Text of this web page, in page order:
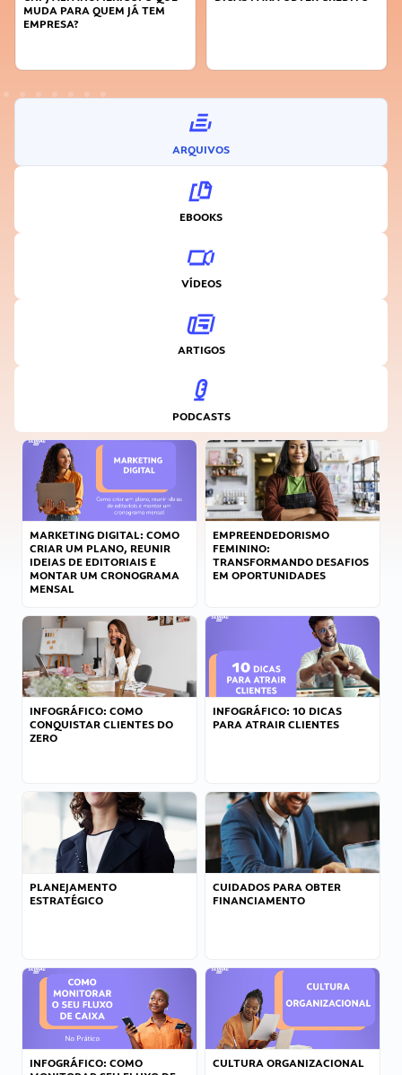
ARQUIVOS
EBOOKS
VÍDEOS
ARTIGOS
PODCASTS
MARKETING DIGITAL: COMO
CRIAR UM PLANO, REUNIR
IDEIAS DE EDITORIAIS E
MONTAR UM CRONOGRAMA
MENSAL
EMPREENDEDORISMO
FEMININO:
TRANSFORMANDO DESAFIOS
EM OPORTUNIDADES
INFOGRÁFICO: COMO
CONQUISTAR CLIENTES DO
ZERO
INFOGRÁFICO: 10 DICAS
PARA ATRAIR CLIENTES
PLANEJAMENTO
ESTRATÉGICO
CUIDADOS PARA OBTER
FINANCIAMENTO
INFOGRÁFICO: COMO
CULTURA ORGANIZACIONAL